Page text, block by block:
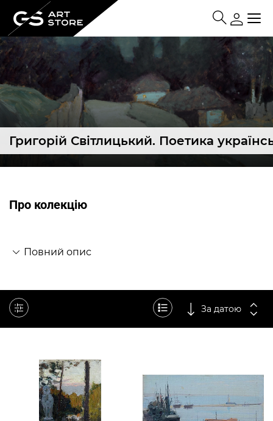
Григорій Світлицький. Поетика
Про колекцію
Повний опис
За датою